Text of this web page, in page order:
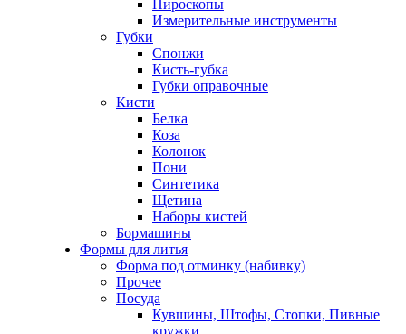
Пироскопы
Измерительные инструменты
Губки
Спонжи
Кисть-губка
Губки оправочные
Кисти
Белка
Коза
Колонок
Пони
Синтетика
Щетина
Наборы кистей
Бормашины
Формы для литья
Форма под отминку (набивку)
Прочее
Посуда
Кувшины, Штофы, Стопки, Пивные
кружки